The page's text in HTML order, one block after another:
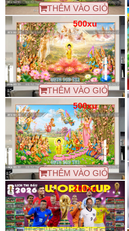
THÊM VÀO GIỎ
500xu
THÊM VÀO GIỎ
500xu
THÊM VÀO GIỎ
200xu